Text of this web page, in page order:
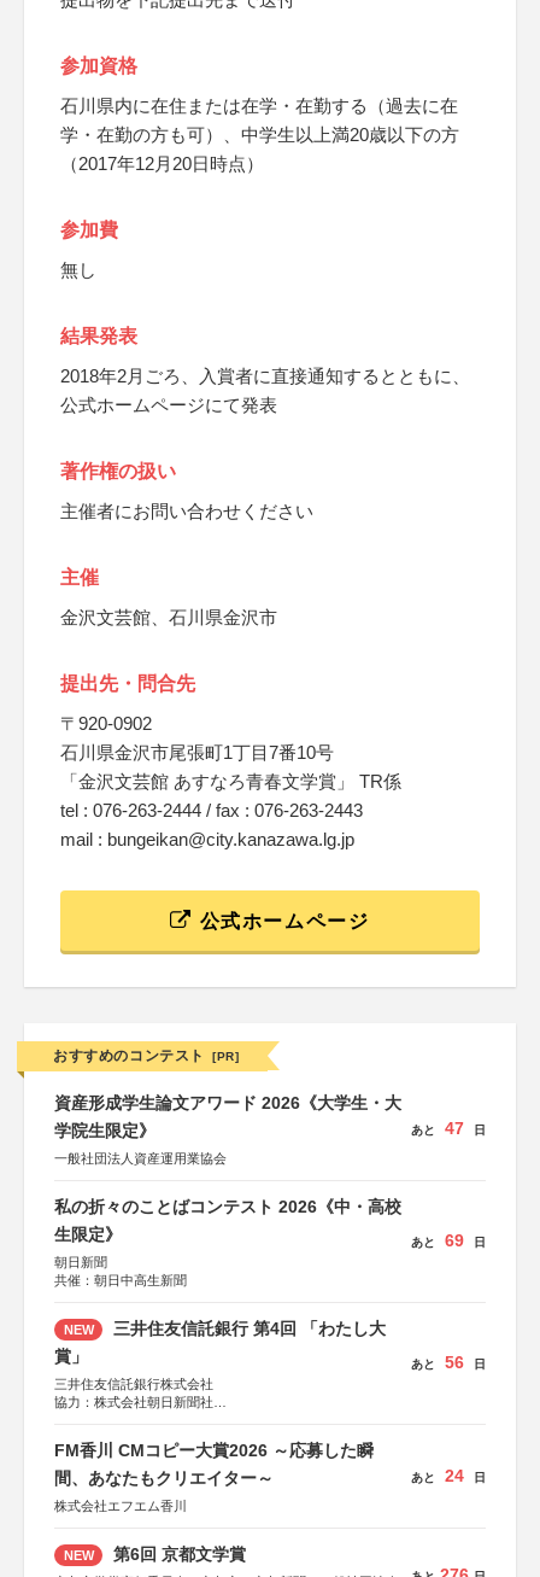
参加資格
石川県内に在住または在学・在勤する（過去に在
学・在勤の方も可）、中学生以上満20歳以下の方
（2017年12月20日時点）
参加費
無し
結果発表
2018年2月ごろ、入賞者に直接通知するとともに、
公式ホームページにて発表
著作権の扱い
主催者にお問い合わせください
主催
金沢文芸館、石川県金沢市
提出先・問合先
〒920-0902
石川県金沢市尾張町1丁目7番10号
「金沢文芸館 あすなろ青春文学賞」 TR係
tel : 076-263-2444 / fax : 076-263-2443
mail : bungeikan@city.kanazawa.lg.jp
公式ホームページ
おすすめのコンテスト [PR]
資産形成学生論文アワード 2026《大学生・大
学院生限定》
一般社団法人資産運用業協会
あと 47 日
私の折々のことばコンテスト 2026《中・高校
生限定》
朝日新聞
共催：朝日中高生新聞
あと 69 日
NEW
三井住友信託銀行 第4回 「わたし大
賞」
三井住友信託銀行株式会社
協力：株式会社朝日新聞社
あと 56 日
FM香川 CMコピー大賞2026 ～応募した瞬
間、あなたもクリエイター～
株式会社エフエム香川
あと 24 日
NEW 第6回 京都文学賞